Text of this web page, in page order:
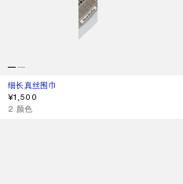
细长真丝围巾
当前颜色： 灰色/棕色
價格：¥1,500。
¥1,500
,2 颜色